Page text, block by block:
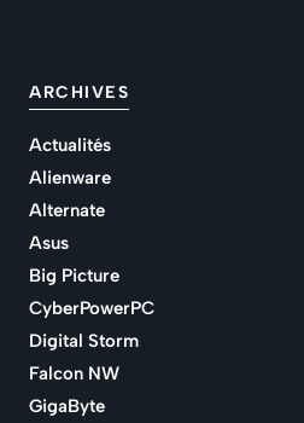
ARCHIVES
Actualités
Alienware
Alternate
Asus
Big Picture
CyberPowerPC
Digital Storm
Falcon NW
GigaByte